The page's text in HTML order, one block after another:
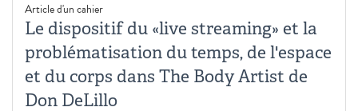
Article d'un cahier
Le dispositif du «live streaming» et la
problématisation du temps, de l'espace
et du corps dans The Body Artist de
Don DeLillo